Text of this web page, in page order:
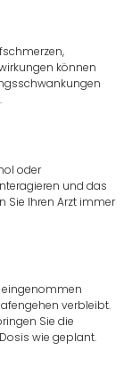
können
oder
und das
Sie Ihren Arzt immer
eingenommen
verbleibt.
Sie die
wie geplant.